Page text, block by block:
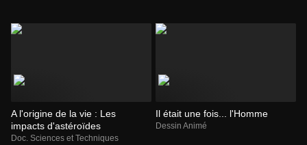
A l'origine de la vie : Les
impacts d'astéroïdes
Doc. Sciences et Techniques
Il était une fois... l'Homme
Dessin Animé